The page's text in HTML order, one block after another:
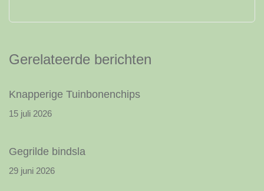
Gerelateerde berichten
Knapperige Tuinbonenchips
15 juli 2026
Gegrilde bindsla
29 juni 2026